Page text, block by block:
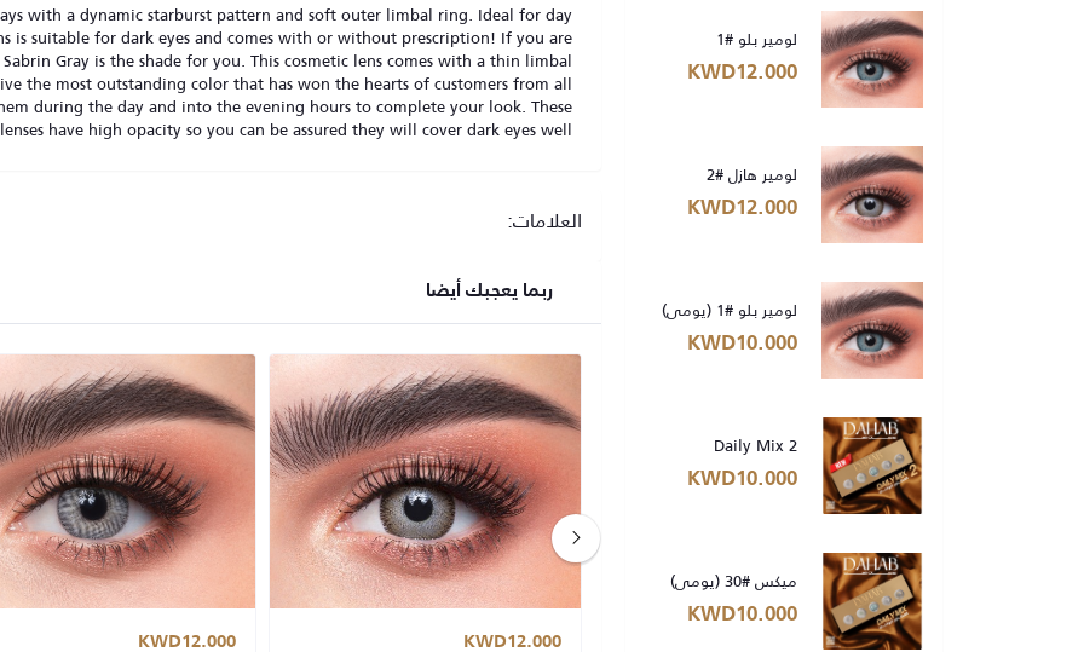
لومير بلو #1
KWD12.000
لومير هازل #2
KWD12.000
لومير بلو #1 (يومي)
KWD10.000
Daily Mix 2
KWD10.000
ميكس #30 (يومي)
KWD10.000
with a dynamic starburst pattern and soft outer limbal ring. Ideal for day
is suitable for dark eyes and comes with or without prescription! If you are
Gray is the shade for you. This cosmetic lens comes with a thin limbal
the most outstanding color that has won the hearts of customers from all
during the day and into the evening hours to complete your look. These
have high opacity so you can be assured they will cover dark eyes well.
العلامات:
ربما يعجبك أيضا
KWD10.000
KWD12.000
KWD12.000